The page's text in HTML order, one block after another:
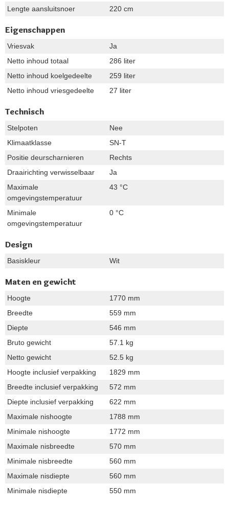
Lengte aansluitsnoer
220 cm
Eigenschappen
Vriesvak
Ja
Netto inhoud totaal
286 liter
Netto inhoud koelgedeelte
259 liter
Netto inhoud vriesgedeelte
27 liter
Technisch
Stelpoten
Nee
Klimaatklasse
SN-T
Positie deurscharnieren
Rechts
Draairichting verwisselbaar
Ja
Maximale
omgevingstemperatuur
43 °C
Minimale
omgevingstemperatuur
0 °C
Design
Basiskleur Wit
Maten en gewicht
Hoogte
1770 mm
Breedte
559 mm
Diepte
546 mm
Bruto gewicht
57.1 kg
Netto gewicht
52.5 kg
Hoogte inclusief verpakking
1829 mm
Breedte inclusief verpakking
572 mm
Diepte inclusief verpakking
622 mm
Maximale nishoogte
1788 mm
Minimale nishoogte
1772 mm
Maximale nisbreedte
570 mm
Minimale nisbreedte
560 mm
Maximale nisdiepte
560 mm
Minimale nisdiepte
550 mm